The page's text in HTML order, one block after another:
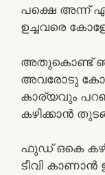
പക്ഷെ അന്ന്
ഉച്ചവരെ
അതുകൊണ്ട്
അവരോടു
കാര്യവും
കഴിക്കാൻ
ഫുഡ്‌ ഒകെ
ടീവി